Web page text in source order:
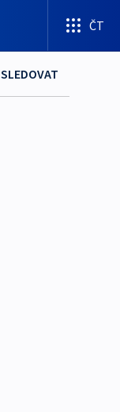
ČT
SLEDOVAT